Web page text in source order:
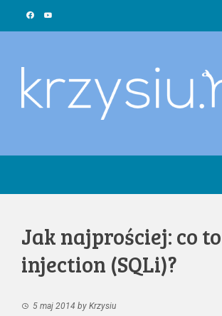
Jak najprościej: co to
injection (SQLi)?
5 maj 2014 by Krzysiu